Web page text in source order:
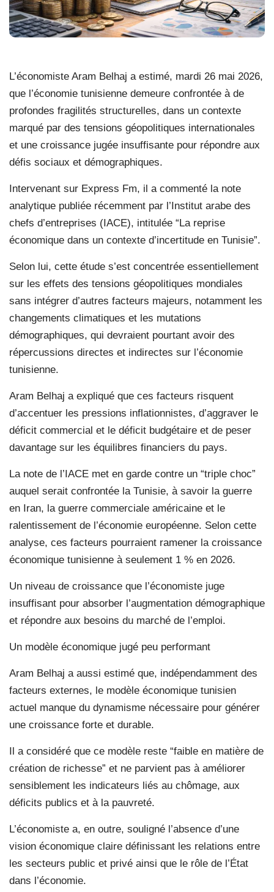
L’économiste Aram Belhaj a estimé, mardi 26 mai 2026,
que l’économie tunisienne demeure confrontée à de
profondes fragilités structurelles, dans un contexte
marqué par des tensions géopolitiques internationales
et une croissance jugée insuffisante pour répondre aux
défis sociaux et démographiques.
Intervenant sur Express Fm, il a commenté la note
analytique publiée récemment par l’Institut arabe des
chefs d’entreprises (IACE), intitulée “La reprise
économique dans un contexte d’incertitude en Tunisie”.
Selon lui, cette étude s’est concentrée essentiellement
sur les effets des tensions géopolitiques mondiales
sans intégrer d’autres facteurs majeurs, notamment les
changements climatiques et les mutations
démographiques, qui devraient pourtant avoir des
répercussions directes et indirectes sur l’économie
tunisienne.
Aram Belhaj a expliqué que ces facteurs risquent
d’accentuer les pressions inflationnistes, d’aggraver le
déficit commercial et le déficit budgétaire et de peser
davantage sur les équilibres financiers du pays.
La note de l’IACE met en garde contre un “triple choc”
auquel serait confrontée la Tunisie, à savoir la guerre
en Iran, la guerre commerciale américaine et le
ralentissement de l’économie européenne. Selon cette
analyse, ces facteurs pourraient ramener la croissance
économique tunisienne à seulement 1 % en 2026.
Un niveau de croissance que l’économiste juge
insuffisant pour absorber l’augmentation démographique
et répondre aux besoins du marché de l’emploi.
Un modèle économique jugé peu performant
Aram Belhaj a aussi estimé que, indépendamment des
facteurs externes, le modèle économique tunisien
actuel manque du dynamisme nécessaire pour générer
une croissance forte et durable.
Il a considéré que ce modèle reste “faible en matière de
création de richesse” et ne parvient pas à améliorer
sensiblement les indicateurs liés au chômage, aux
déficits publics et à la pauvreté.
L’économiste a, en outre, souligné l’absence d’une
vision économique claire définissant les relations entre
les secteurs public et privé ainsi que le rôle de l’État
dans l’économie.